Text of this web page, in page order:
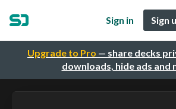
Upgrade to Pro — share decks
downloads, hide ads and
Sign in Sign